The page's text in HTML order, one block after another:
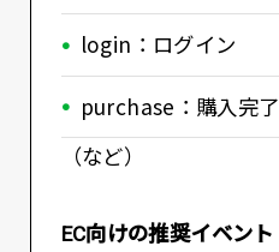
login：ログイン
purchase：購入完了
（など）
EC向けの推奨イベント